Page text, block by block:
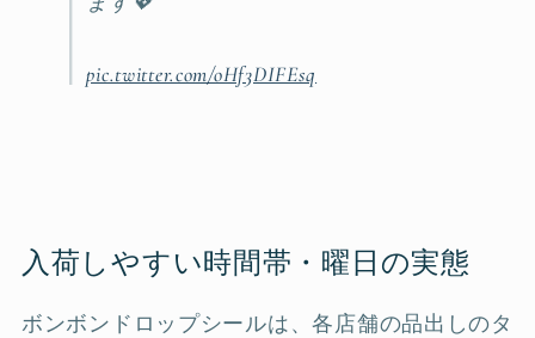
pic.twitter.com/oHf3DIFEsq
入荷しやすい時間帯・曜日の実態
ボンボンドロップシールは、各店舗の品出しのタ